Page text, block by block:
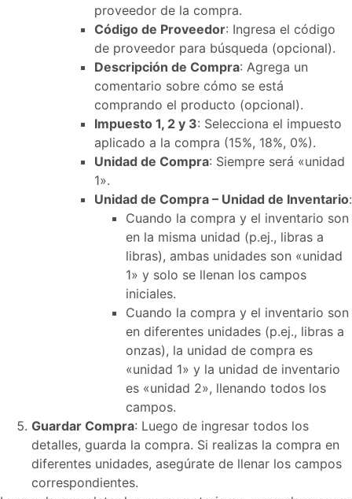
proveedor de la compra.
Código de Proveedor: Ingresa el código
de proveedor para búsqueda (opcional).
Descripción de Compra: Agrega un
comentario sobre cómo se está
comprando el producto (opcional).
Impuesto 1, 2 y 3: Selecciona el impuesto
aplicado a la compra (15%, 18%, 0%).
Unidad de Compra: Siempre será «unidad
1».
Unidad de Compra – Unidad de Inventario:
Cuando la compra y el inventario son
en la misma unidad (p.ej., libras a
libras), ambas unidades son «unidad
1» y solo se llenan los campos
iniciales.
Cuando la compra y el inventario son
en diferentes unidades (p.ej., libras a
onzas), la unidad de compra es
«unidad 1» y la unidad de inventario
es «unidad 2», llenando todos los
campos.
Guardar Compra: Luego de ingresar todos los
detalles, guarda la compra. Si realizas la compra en
diferentes unidades, asegúrate de llenar los campos
correspondientes.